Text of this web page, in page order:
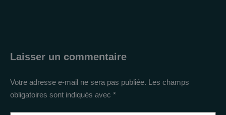
Laisser un commentaire
Votre adresse e-mail ne sera pas publiée. Les champs
obligatoires sont indiqués avec *